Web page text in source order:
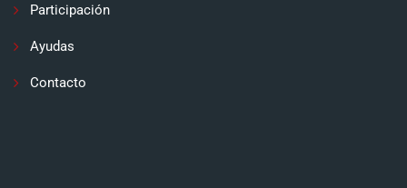
Participación
Ayudas
Contacto